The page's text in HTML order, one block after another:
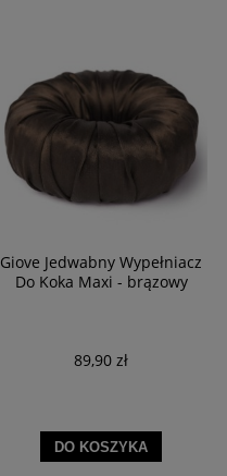
Giove Jedwabny Wypełniacz
Do Koka Maxi - brązowy
89,90 zł
DO KOSZYKA